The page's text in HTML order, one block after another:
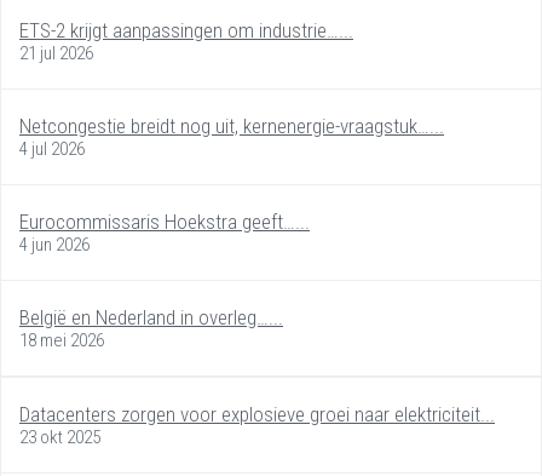
ETS-2 krijgt aanpassingen om industrie…...
21 jul 2026
Netcongestie breidt nog uit, kernenergie-vraagstuk…...
4 jul 2026
Eurocommissaris Hoekstra geeft…...
4 jun 2026
België en Nederland in overleg…...
18 mei 2026
Datacenters zorgen voor explosieve groei naar elektriciteit...
23 okt 2025